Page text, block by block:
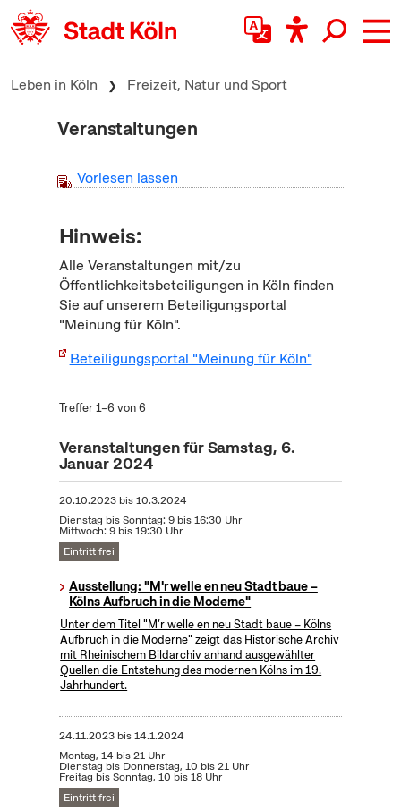
zum Inhalt springen
Leben in Köln Freizeit, Natur und Sport
Veranstaltungen
Vorlesen lassen
Hinweis:
Alle Veranstaltungen mit/zu
Öffentlichkeitsbeteiligungen in Köln finden
Sie auf unserem Beteiligungsportal
"Meinung für Köln".
Beteiligungsportal "Meinung für Köln"
Treffer 1–6 von 6
Veranstaltungen für Samstag, 6.
Januar 2024
20.10.2023bis10.3.2024
Dienstag bis Sonntag: 9 bis 16:30 Uhr
Mittwoch: 9 bis 19:30 Uhr
Eintritt frei
Ausstellung: "M'r welle en neu Stadt baue –
Kölns Aufbruch in die Moderne"
Unter dem Titel "M’r welle en neu Stadt baue – Kölns
Aufbruch in die Moderne" zeigt das Historische Archiv
mit Rheinischem Bildarchiv anhand ausgewählter
Quellen die Entstehung des modernen Kölns im 19.
Jahrhundert.
24.11.2023bis14.1.2024
Montag, 14 bis 21 Uhr
Dienstag bis Donnerstag, 10 bis 21 Uhr
Freitag bis Sonntag, 10 bis 18 Uhr
Eintritt frei